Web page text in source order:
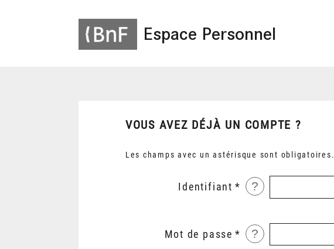
Espace Personnel
VOUS AVEZ DÉJÀ UN COMPTE ?
Les champs avec un astérisque sont obligatoires.
Identifiant ?
Mot de passe ?